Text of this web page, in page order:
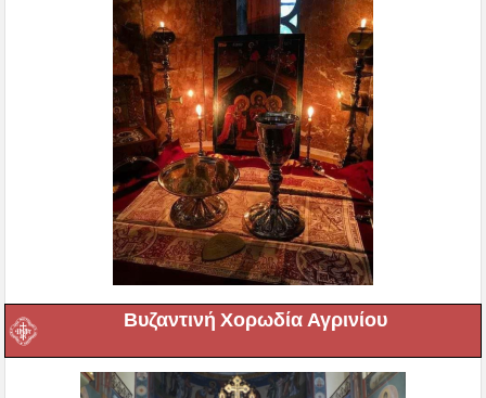
Βυζαντινή Χορωδία Αγρινίου